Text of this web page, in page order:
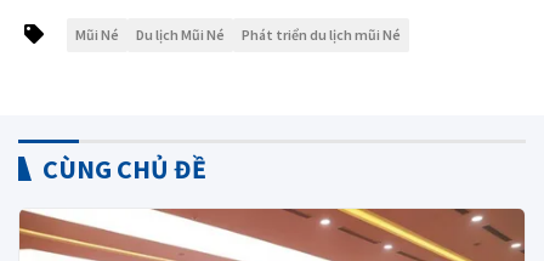
Mũi Né Du lịch Mũi Né Phát triển du lịch mũi Né
CÙNG CHỦ ĐỀ